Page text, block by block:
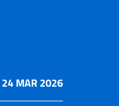
24 MAR 2026